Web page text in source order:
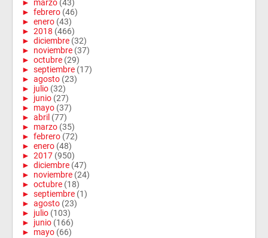
► marzo (43)
► febrero (46)
► enero (43)
► 2018 (466)
► diciembre (32)
► noviembre (37)
► octubre (29)
► septiembre (17)
► agosto (23)
► julio (32)
► junio (27)
► mayo (37)
► abril (77)
► marzo (35)
► febrero (72)
► enero (48)
► 2017 (950)
► diciembre (47)
► noviembre (24)
► octubre (18)
► septiembre (1)
► agosto (23)
► julio (103)
► junio (166)
► mayo (66)